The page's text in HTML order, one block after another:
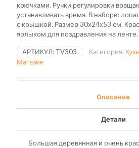
крючками. Ручки регулировки
устанавливать время. В наборе:
с крышкой. Размер 30х24х53 см.
ярлыком для поздравления на
АРТИКУЛ: TV303 Категория:
Магазин
Описание
Детали
Большая деревянная и очень